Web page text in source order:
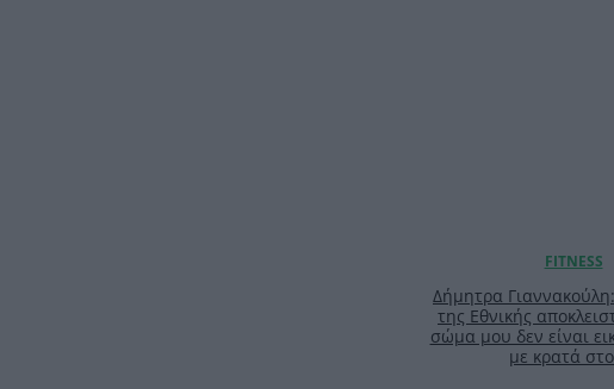
Δήμητρα
της Εθνικής
σώμα μου δεν είναι
με κρατά